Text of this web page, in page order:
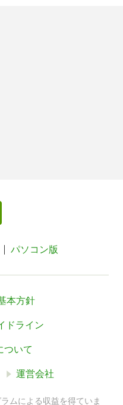
パソコン版
本方針
ドライン
ついて
運営会社
ムによる収益を得ていま